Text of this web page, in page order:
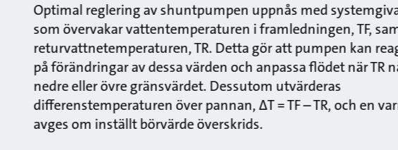
Optimal reglering av shuntpumpen uppnås med
som övervakar vattentemperaturen i framledningen, TF,
returvattnetemperaturen, TR. Detta gör att pumpen kan
på förändringar av dessa värden och anpassa flödet när TR
nedre eller övre gränsvärdet. Dessutom utvärderas
differenstemperaturen över pannan, ΔT = TF – TR, och en
avges om inställt börvärde överskrids.